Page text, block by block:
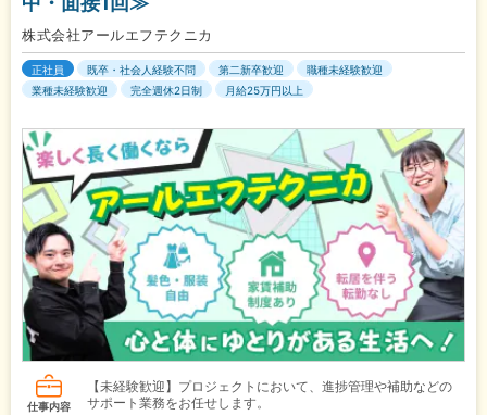
株式会社アールエフテクニカ
正社員 既卒・社会人経験不問 第二新卒歓迎
職種未経験歓迎
業種未経験歓迎
完全週休2日制 月給25万円以上
仕事内容
【未経験歓迎】プロジェクトにおいて、進捗管理や補助などの
サポート業務をお任せします。